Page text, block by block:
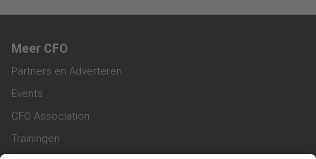
Meer CFO
Partners en Adverteren
Events
CFO Association
Trainingen